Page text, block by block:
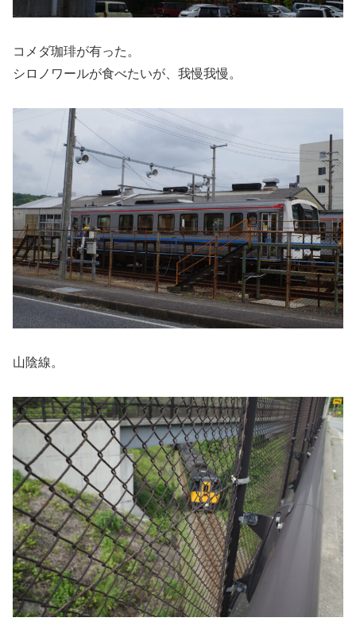
コメダ珈琲が有った。
シロノワールが食べたいが、我慢我慢。
山陰線。